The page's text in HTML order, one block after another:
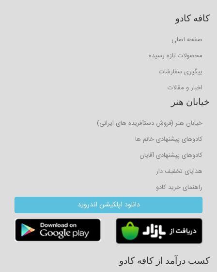
کافه کادو
صفحه اصلی
محصولات تازه رسیده
پیگیری سفارشات
اخبار و مقالات
خیابان هنر
خیابان هنر (فروش دستآفریده های ایرانی)
کادوهای پیشنهادی خانم ها
کادوهای پیشنهادی آقایان
هدایای تخفیف دار
راهنمای خرید کادو
دانلود اپلکیشن اندروید
کسب درآمد از کافه کادو